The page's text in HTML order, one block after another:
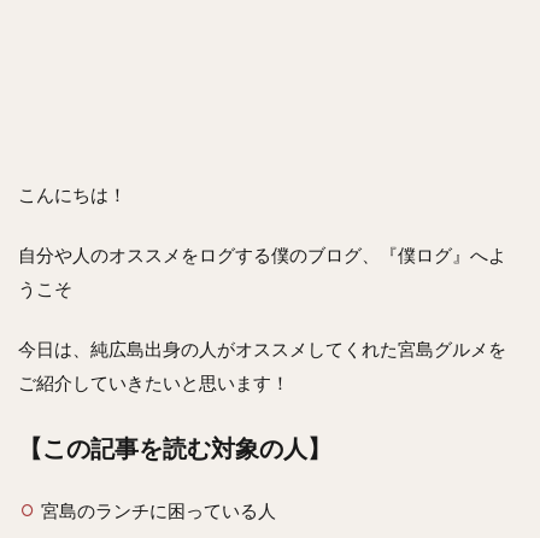
こんにちは！
自分や人のオススメをログする僕のブログ、『僕ログ』へよ
うこそ
今日は、純広島出身の人がオススメしてくれた宮島グルメを
ご紹介していきたいと思います！
【この記事を読む対象の人】
宮島のランチに困っている人